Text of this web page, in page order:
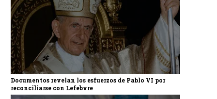
Documentos revelan los esfuerzos de Pablo VI por
reconciliarse con Lefebvre